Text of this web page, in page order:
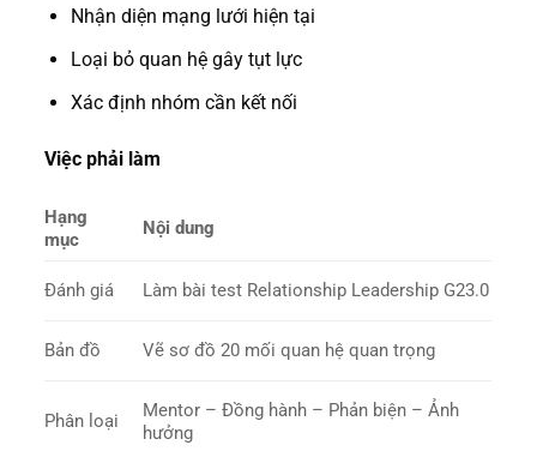
Nhận diện mạng lưới hiện tại
Loại bỏ quan hệ gây tụt lực
Xác định nhóm cần kết nối
Việc phải làm
Hạng
mục
Nội dung
Đánh giá Làm bài test Relationship Leadership G23.0
Bản đồ Vẽ sơ đồ 20 mối quan hệ quan trọng
Phân loại
Mentor – Đồng hành – Phản biện – Ảnh
hưởng